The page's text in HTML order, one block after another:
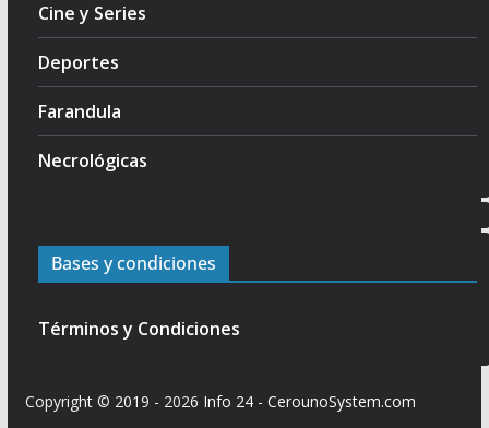
Cine y Series
Deportes
Farandula
Necrológicas
Bases y condiciones
Términos y Condiciones
Copyright © 2019 - 2026 Info 24- CerounoSystem.com